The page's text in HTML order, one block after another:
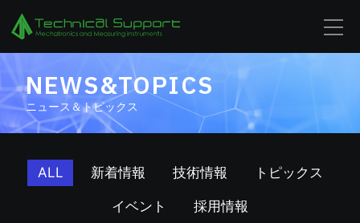
NEWS&TOPICS
ニュース＆トピックス
ALL 新着情報 技術情報 トピックス
イベント 採用情報